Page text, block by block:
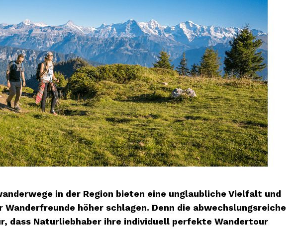
in der Region bieten eine unglaubliche Vielfalt und
Wanderfreunde höher schlagen. Denn die abwechslungsreiche
dass Naturliebhaber ihre individuell perfekte Wandertour